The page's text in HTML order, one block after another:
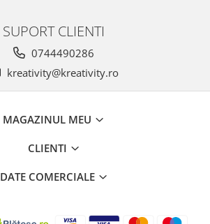
SUPORT CLIENTI
0744490286
kreativity@kreativity.ro
MAGAZINUL MEU
CLIENTI
DATE COMERCIALE